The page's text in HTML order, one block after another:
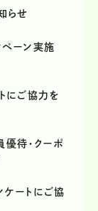
らせ
ーン実施
にご協力を
優待・クーポ
ケートにご協